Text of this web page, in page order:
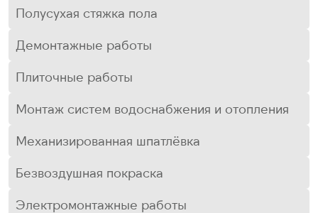
Полусухая стяжка пола
Демонтажные работы
Плиточные работы
Монтаж систем водоснабжения и отопления
Механизированная шпатлёвка
Безвоздушная покраска
Электромонтажные работы